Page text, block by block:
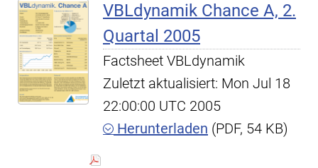
VBLdynamik Chance A, 2.
Quartal 2005
Factsheet VBLdynamik
Zuletzt aktualisiert: Mon Jul 18
22:00:00 UTC 2005
Herunterladen (PDF, 54 KB)